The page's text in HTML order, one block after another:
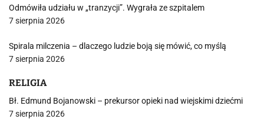
Odmówiła udziału w „tranzycji”. Wygrała ze szpitalem
7 sierpnia 2026
Spirala milczenia – dlaczego ludzie boją się mówić, co myślą
7 sierpnia 2026
RELIGIA
Bł. Edmund Bojanowski – prekursor opieki nad wiejskimi dziećmi
7 sierpnia 2026